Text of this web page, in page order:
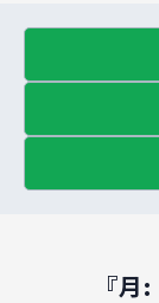
『月: